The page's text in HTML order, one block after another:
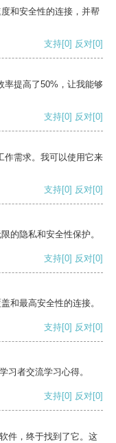
和安全性的连接，并帮
支持[0] 反对[0]
率提高了50%，让我能够
支持[0] 反对[0]
作需求。我可以使用它来
支持[0] 反对[0]
的隐私和安全性保护。
支持[0] 反对[0]
和最高安全性的连接。
支持[0] 反对[0]
习者交流学习心得。
支持[0] 反对[0]
件，终于找到了它。这